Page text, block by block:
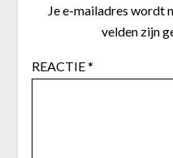
Je e-mailadres wordt
velden zijn
REACTIE*